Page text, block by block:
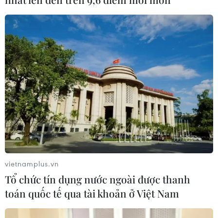
CƠ QUAN CHỦ QUẢN: THÔNG TẤN XÃ VIỆT NAM
Tổng Biên tập: TRẦN TIẾN DUẨN
Phó Tổng Biên tập: NGUYỄN THỊ TÁM, KHÚC THANH
THỦY
Sở hữu trí tuệ
Quy định sử dụng
RSS
Hỗ trợ
Ngôn ngữ
Dịch vụ tin
Quảng cáo
Liên hệ
vietnamplus.vn
Tổ chức tín dụng nước ngoài được thanh
toán quốc tế qua tài khoản ở Việt Nam